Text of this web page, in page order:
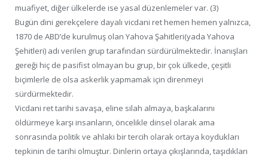
muafiyet, diğer ülkelerde ise yasal düzenlemeler var. (3)
Bugün dini gerekçelere dayalı vicdani ret hemen hemen yalnızca,
1870 de ABD’de kurulmuş olan Yahova Şahitleri(yada Yahova
Şehitleri) adı verilen grup tarafından sürdürülmektedir. İnanışları
gereği hiç de pasifist olmayan bu grup, bir çok ülkede, çeşitli
biçimlerle de olsa askerlik yapmamak için direnmeyi
sürdürmektedir.
Vicdani ret tarihi savaşa, eline silah almaya, başkalarını
öldürmeye karşı insanların, öncelikle dinsel olarak ama
sonrasında politik ve ahlaki bir tercih olarak ortaya koydukları
tepkinin de tarihi olmuştur. Dinlerin ortaya çıkışlarında, taşıdıkları